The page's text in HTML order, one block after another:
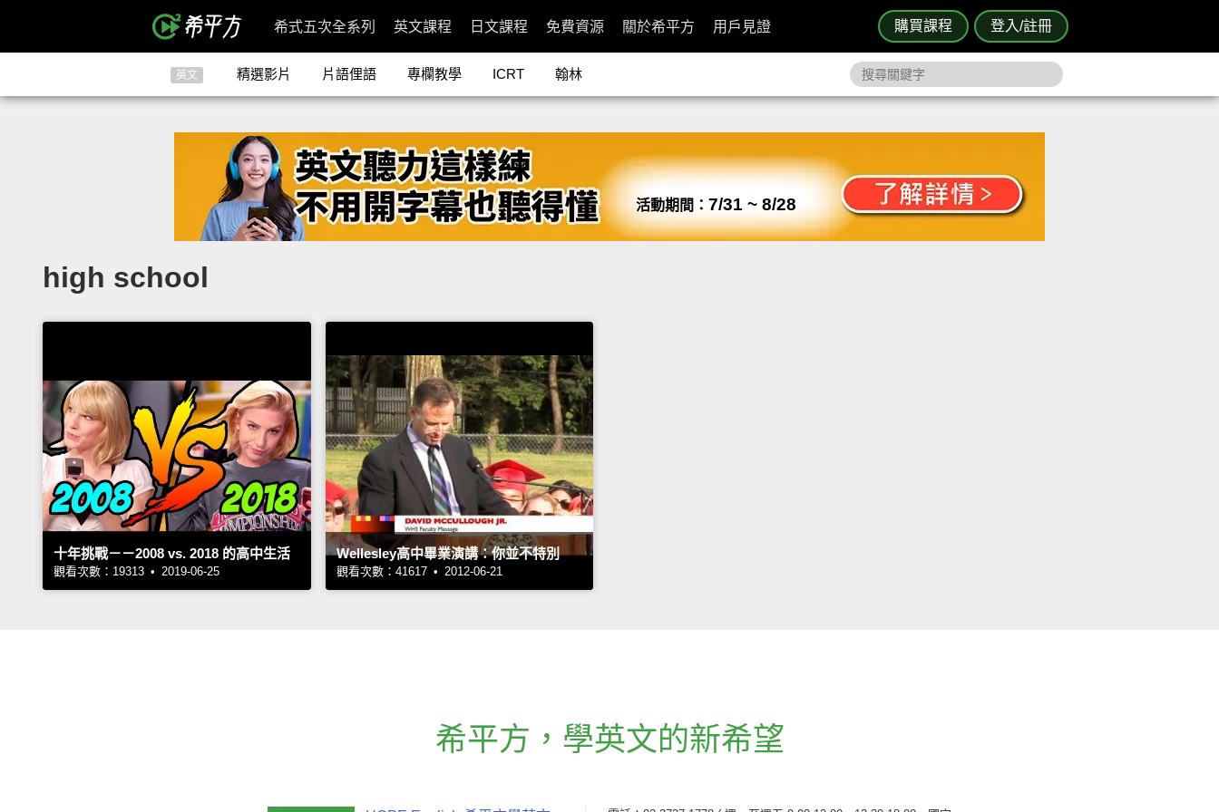
購買課程 登入/註冊
希式五次全系列 英文課程 日文課程 免費資源 關於希平方 用戶見證
英文 精選影片 片語俚語 專欄教學 ICRT 翰林
活動期間： 7/31 ~ 8/28
high school
十年挑戰－－2008 vs. 2018 的高中生活
觀看次數：19313 • 2019-06-25
Wellesley高中畢業演講：你並不特別
觀看次數：41617 • 2012-06-21
希平方 ， 學英文的新希望